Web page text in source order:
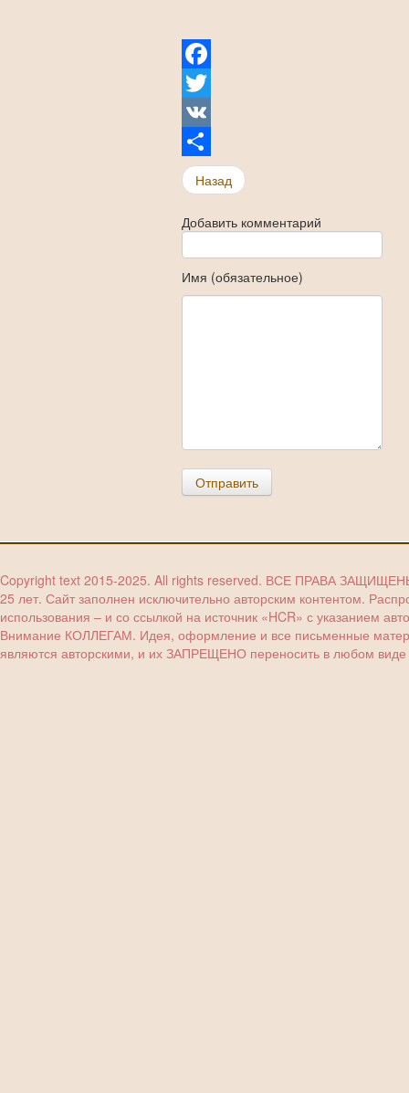
Facebook
Twitter
VK
Share
Назад
Добавить комментарий
Имя (обязательное)
Отправить
Copyright text 2015-2025. All rights reserved. ВСЕ ПРАВА
25 лет. Сайт заполнен исключительно авторским контентом.
использования – и со ссылкой на источник «HCR» с указанием
Внимание КОЛЛЕГАМ. Идея, оформление и все письменные
являются авторскими, и их ЗАПРЕЩЕНО переносить в любом виде